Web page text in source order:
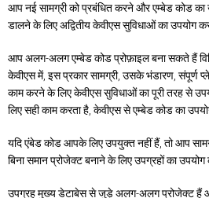
आप नई सामग्री को प्रबंधित करने और एम्बेड कोड
डालने के लिए अद्वितीय केवीएस सुविधाओं का उपयोग
आप अलग-अलग एम्बेड कोड प्रोफ़ाइल बना सकते हैं
केवीएस में, इस प्रकार सामग्री, उसके भंडारण, संपूर्ण
काम करने के लिए केवीएस सुविधाओं का पूरी तरह से
लिए सही काम करता है, केवीएस से एम्बेड कोड का
यदि एंबेड कोड आपके लिए उपयुक्त नहीं हैं, तो आप
बिना समान प्रोजेक्ट बनाने के लिए उपग्रहों का
उपग्रह मुख्य डेटाबेस से जुड़े अलग-अलग प्रोजेक्ट हैं